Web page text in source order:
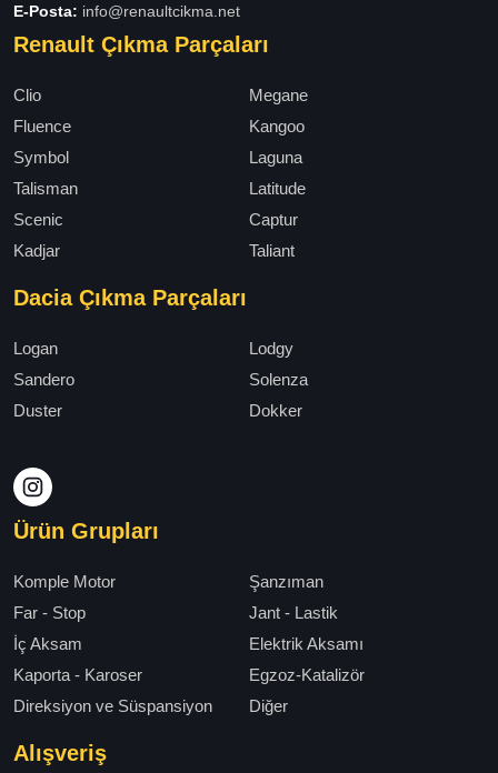
E-Posta: info@renaultcikma.net
Renault Çıkma Parçaları
Clio
Megane
Fluence
Kangoo
Symbol
Laguna
Talisman
Latitude
Scenic
Captur
Kadjar
Taliant
Dacia Çıkma Parçaları
Logan
Lodgy
Sandero
Solenza
Duster
Dokker
Ürün Grupları
Komple Motor
Şanzıman
Far - Stop
Jant - Lastik
İç Aksam
Elektrik Aksamı
Kaporta - Karoser
Egzoz-Katalizör
Direksiyon ve Süspansiyon
Diğer
Alışveriş